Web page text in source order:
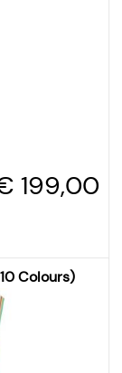
199,00
Colours)